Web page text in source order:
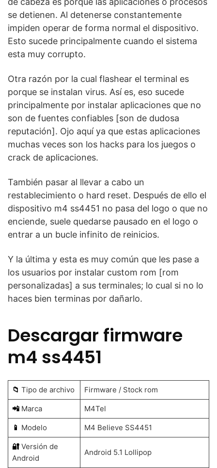
se detienen. Al detenerse constantemente
impiden operar de forma normal el dispositivo.
Esto sucede principalmente cuando el sistema
esta muy corrupto.
Otra razón por la cual flashear el terminal es
porque se instalan virus. Así es, eso sucede
principalmente por instalar aplicaciones que no
son de fuentes confiables [son de dudosa
reputación]. Ojo aquí ya que estas aplicaciones
muchas veces son los hacks para los juegos o
crack de aplicaciones.
También pasar al llevar a cabo un
restablecimiento o hard reset. Después de ello el
dispositivo m4 ss4451 no pasa del logo o que no
enciende, suele quedarse pausado en el logo o
entrar a un bucle infinito de reinicios.
Y la última y esta es muy común que les pase a
los usuarios por instalar custom rom [rom
personalizadas] a sus terminales; lo cual si no lo
haces bien terminas por dañarlo.
Descargar firmware
m4 ss4451
📁 Tipo de archivo Firmware / Stock rom
📲Marca M4Tel
📱 Modelo M4 Believe SS4451
🔐Versión de
Android
Android 5.1 Lollipop